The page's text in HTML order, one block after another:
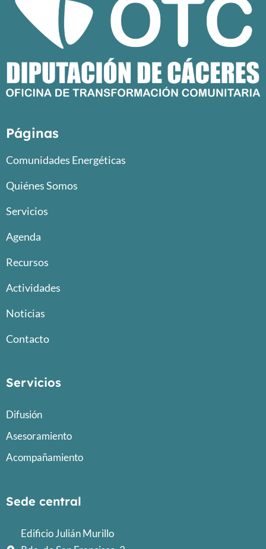
Páginas
Comunidades Energéticas
Quiénes Somos
Servicios
Agenda
Recursos
Actividades
Noticias
Contacto
Servicios
Difusión
Asesoramiento
Acompañamiento
Sede central
Edificio Julián Murillo